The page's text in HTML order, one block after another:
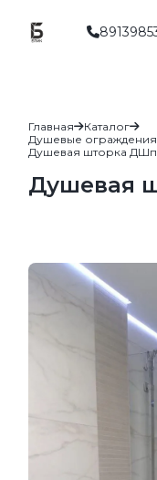
Главная
Каталог
Душевые
Душевая шторка
Душевая